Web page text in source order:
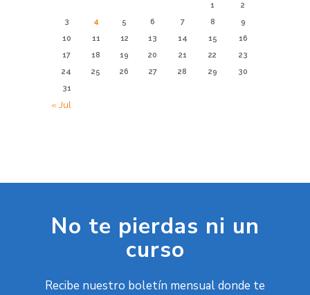
1
2
3
4 5 6 7 8
9
10
11 12 13 14 15
16
17
18 19 20 21 22
23
24
25 26 27 28 29
30
31
« Jul
No te pierdas ni un
curso
Recibe nuestro boletín mensual donde te